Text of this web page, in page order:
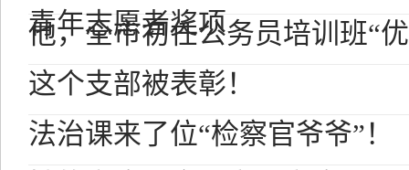
青年志愿者奖项
他，全市初任公务员培训班“
这个支部被表彰！
法治课来了位“检察官爷爷”！